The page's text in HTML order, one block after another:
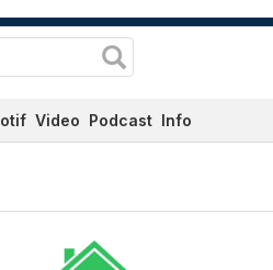
Video Podcast Info